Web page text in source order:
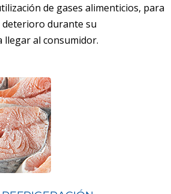
de gases alimenticios, para
durante su
llegar al consumidor.